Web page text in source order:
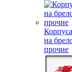
Корпуса
на
прочие